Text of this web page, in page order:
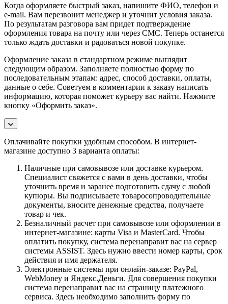
Когда оформляете быстрый заказ, напишите ФИО, телефон и
e-mail. Вам перезвонит менеджер и уточнит условия заказа.
По результатам разговора вам придет подтверждение
оформления товара на почту или через СМС. Теперь останется
только ждать доставки и радоваться новой покупке.
Оформление заказа в стандартном режиме выглядит
следующим образом. Заполняете полностью форму по
последовательным этапам: адрес, способ доставки, оплаты,
данные о себе. Советуем в комментарии к заказу написать
информацию, которая поможет курьеру вас найти. Нажмите
кнопку «Оформить заказ».
Оплачивайте покупки удобным способом. В интернет-
магазине доступно 3 варианта оплаты:
Наличные при самовывозе или доставке курьером.
Специалист свяжется с вами в день доставки, чтобы
уточнить время и заранее подготовить сдачу с любой
купюры. Вы подписываете товаросопроводительные
документы, вносите денежные средства, получаете
товар и чек.
Безналичный расчет при самовывозе или оформлении в
интернет-магазине: карты Visa и MasterCard. Чтобы
оплатить покупку, система перенаправит вас на сервер
системы ASSIST. Здесь нужно ввести номер карты, срок
действия и имя держателя.
Электронные системы при онлайн-заказе: PayPal,
WebMoney и Яндекс.Деньги. Для совершения покупки
система перенаправит вас на страницу платежного
сервиса. Здесь необходимо заполнить форму по